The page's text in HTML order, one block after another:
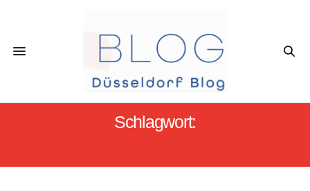
Schlagwort: